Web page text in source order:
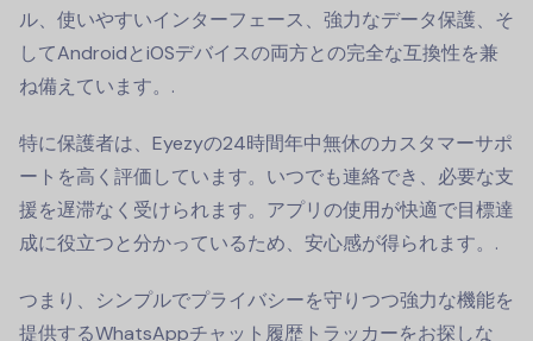
ル、使いやすいインターフェース、強力なデータ保護、そ
してAndroidとiOSデバイスの両方との完全な互換性を兼
ね備えています。.
特に保護者は、Eyezyの24時間年中無休のカスタマーサポ
ートを高く評価しています。いつでも連絡でき、必要な支
援を遅滞なく受けられます。アプリの使用が快適で目標達
成に役立つと分かっているため、安心感が得られます。.
つまり、シンプルでプライバシーを守りつつ強力な機能を
提供するWhatsAppチャット履歴トラッカーをお探しな